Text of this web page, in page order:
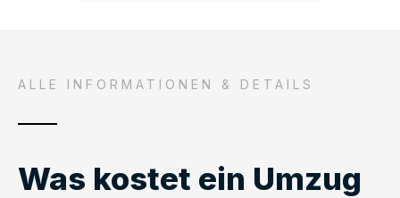
ALLE INFORMATIONEN & DETAILS
Was kostet ein Umzug